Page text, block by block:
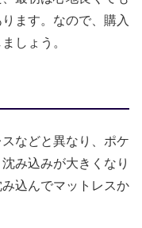
ます。なので、購入
しょう。
などと異なり、ポケ
み込みが大きくなり
込んでマットレスか